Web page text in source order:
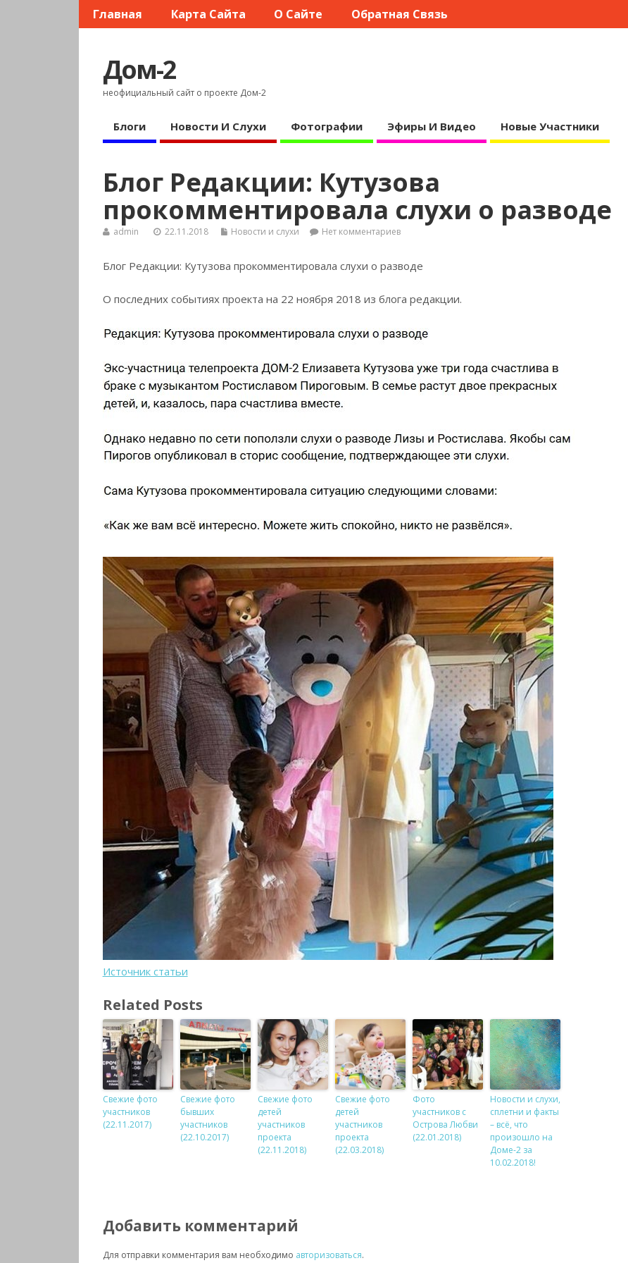
Главная Карта Сайта О Сайте Обратная Связь
Дом-2
неофициальный сайт о проекте Дом-2
Блоги Новости И Слухи Фотографии Эфиры И Видео Новые Участники
Блог Редакции: Кутузова
прокомментировала слухи о разводе
admin 22.11.2018 Новости и слухи Нет комментариев
Блог Редакции: Кутузова прокомментировала слухи о разводе
О последних событиях проекта на 22 ноября 2018 из блога редакции.
Источник статьи
Related Posts
Свежие фото
участников
(22.11.2017)
Свежие фото
бывших
участников
(22.10.2017)
Свежие фото
детей
участников
проекта
(22.11.2018)
Свежие фото
детей
участников
проекта
(22.03.2018)
Фото
участников с
Острова Любви
(22.01.2018)
Новости и слухи,
сплетни и факты
– всё, что
произошло на
Доме-2 за
10.02.2018!
Добавить комментарий
Для отправки комментария вам необходимо авторизоваться.